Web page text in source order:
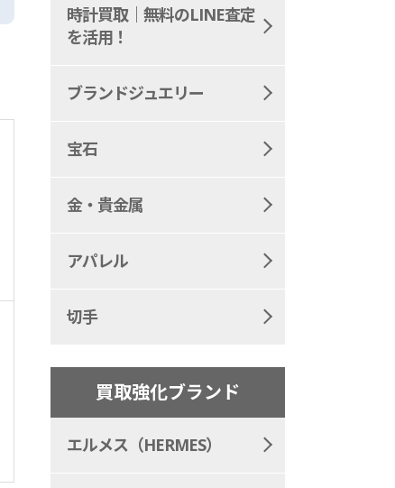
時計買取｜無料のLINE査定
を活用！
ブランドジュエリー
宝石
金・貴金属
アパレル
切手
買取強化ブランド
エルメス（HERMES）